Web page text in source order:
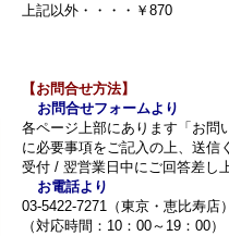
上記以外・・・・￥870
【お問合せ方法】
お問合せフォームより
各ページ上部にあります「お問
に必要事項をご記入の上、送信
受付 / 翌営業日中にご回答差し
お電話より
03-5422-7271（東京・恵比寿店）
（対応時間：10：00～19：00）